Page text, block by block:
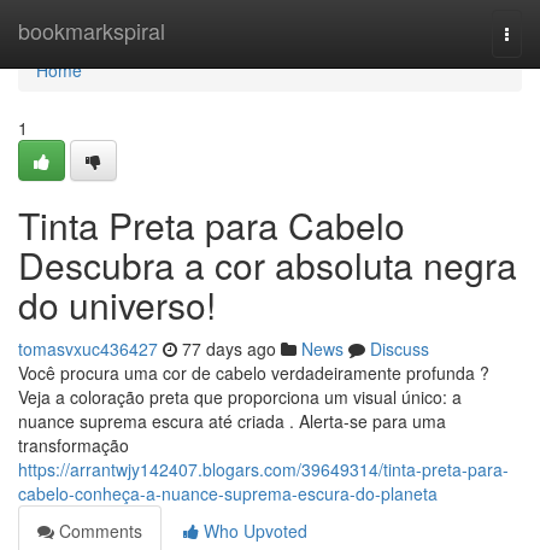
bookmarkspiral
Home
Home
1
Tinta Preta para Cabelo
Descubra a cor absoluta negra
do universo!
tomasvxuc436427 77 days ago News
Discuss
Você procura uma cor de cabelo verdadeiramente profunda ?
Veja a coloração preta que proporciona um visual único: a
nuance suprema escura até criada . Alerta-se para uma
transformação
https://arrantwjy142407.blogars.com/39649314/tinta-preta-para-
cabelo-conheça-a-nuance-suprema-escura-do-planeta
Comments
Who Upvoted